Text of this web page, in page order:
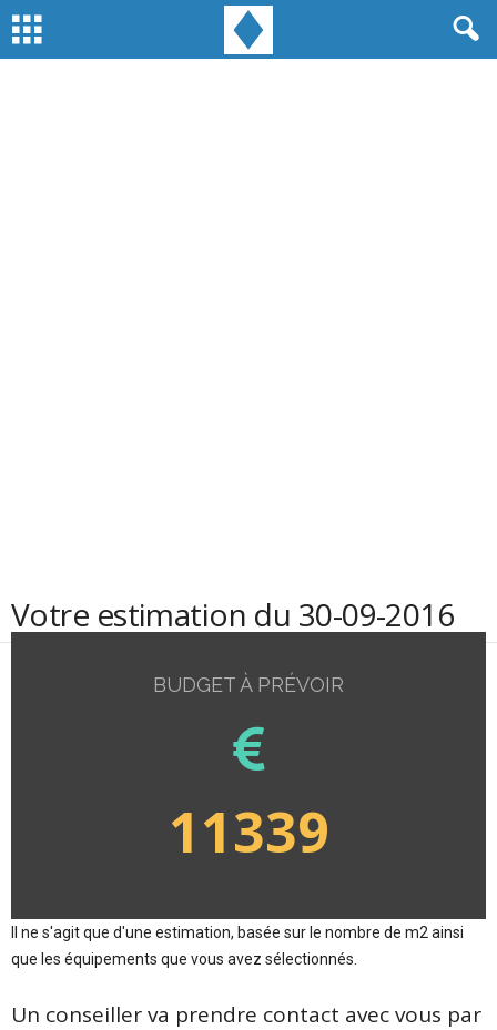
Votre estimation du 30-09-2016
BUDGET À PRÉVOIR
11339
Il ne s'agit que d'une estimation, basée sur le nombre de m2 ainsi
que les équipements que vous avez sélectionnés.
Un conseiller va prendre contact avec vous par